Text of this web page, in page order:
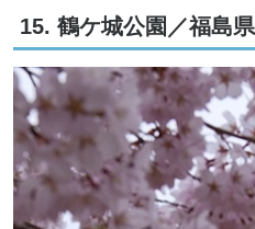
15. 鶴ケ城公園／福島県